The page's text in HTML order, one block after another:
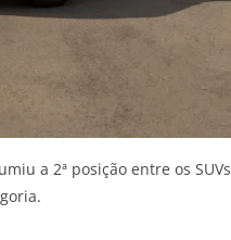
a 2ª posição entre os SUVs